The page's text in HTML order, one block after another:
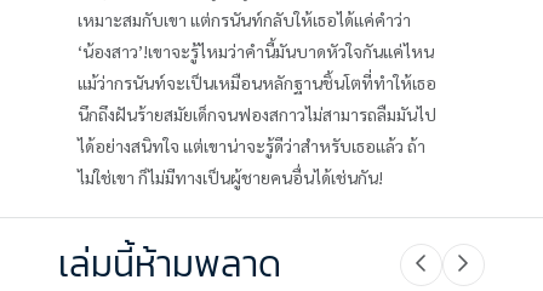
เหมาะสมกับเขา แต่กรนันท์กลับให้เธอได้แค่คำว่า
‘น้องสาว’!เขาจะรู้ไหมว่าคำนี้มันบาดหัวใจกันแค่ไหน
แม้ว่ากรนันท์จะเป็นเหมือนหลักฐานชิ้นโตที่ทำให้เธอ
นึกถึงฝันร้ายสมัยเด็กจนฟองสกาวไม่สามารถลืมมันไป
ได้อย่างสนิทใจ แต่เขาน่าจะรู้ดีว่าสำหรับเธอแล้ว ถ้า
ไม่ใช่เขา ก็ไม่มีทางเป็นผู้ชายคนอื่นได้เช่นกัน!
เล่มนี้ห้ามพลาด